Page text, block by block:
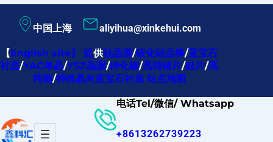
内
容
中国上海 aliyihua@xinkehui.com
【English site】提供硅晶圆/碳化硅晶棒/蓝宝石
衬底/YAG单晶/YSZ晶圆/砷化铟/高纯锗片/硅片/高
纯铟/特殊晶向蓝宝石衬底 站点地图
电话Tel/微信/ Whatsapp
+8613262739223